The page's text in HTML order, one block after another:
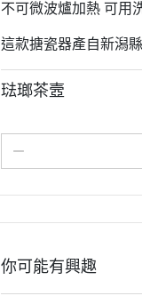
不可微波爐加熱 可用
這款搪瓷器產自新潟
琺瑯茶壼
你可能有興趣